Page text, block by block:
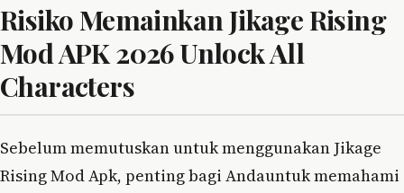
Risiko Memainkan Jikage Rising
Mod APK 2026 Unlock All
Characters
Sebelum memutuskan untuk menggunakan Jikage
Rising Mod Apk, penting bagi Andauntuk memahami